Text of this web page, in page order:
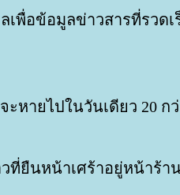
พื่อข้อมูลข่าวสารที่รวดเ
หายไปในวันเดียว 20 ก
ที่ยืนหน้าเศร้าอยู่หน้าร้า